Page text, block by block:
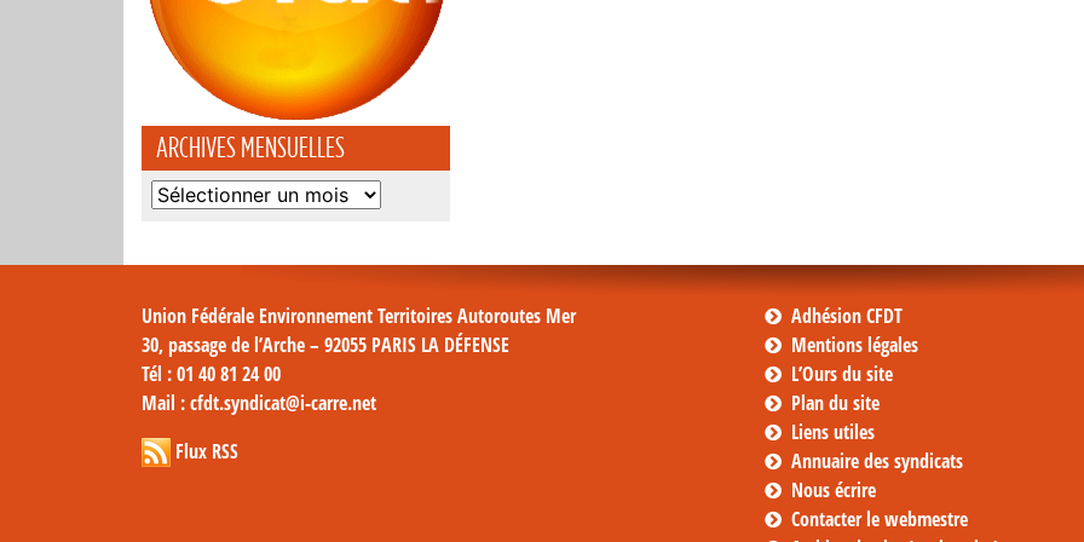
ARCHIVES MENSUELLES
Archives
Union Fédérale Environnement Territoires Autoroutes Mer
30, passage de l’Arche – 92055 PARIS LA DÉFENSE
Tél : 01 40 81 24 00
Mail : cfdt.syndicat@i-carre.net
Flux RSS
Adhésion CFDT
Mentions légales
L’Ours du site
Plan du site
Liens utiles
Annuaire des syndicats
Nous écrire
Contacter le webmestre